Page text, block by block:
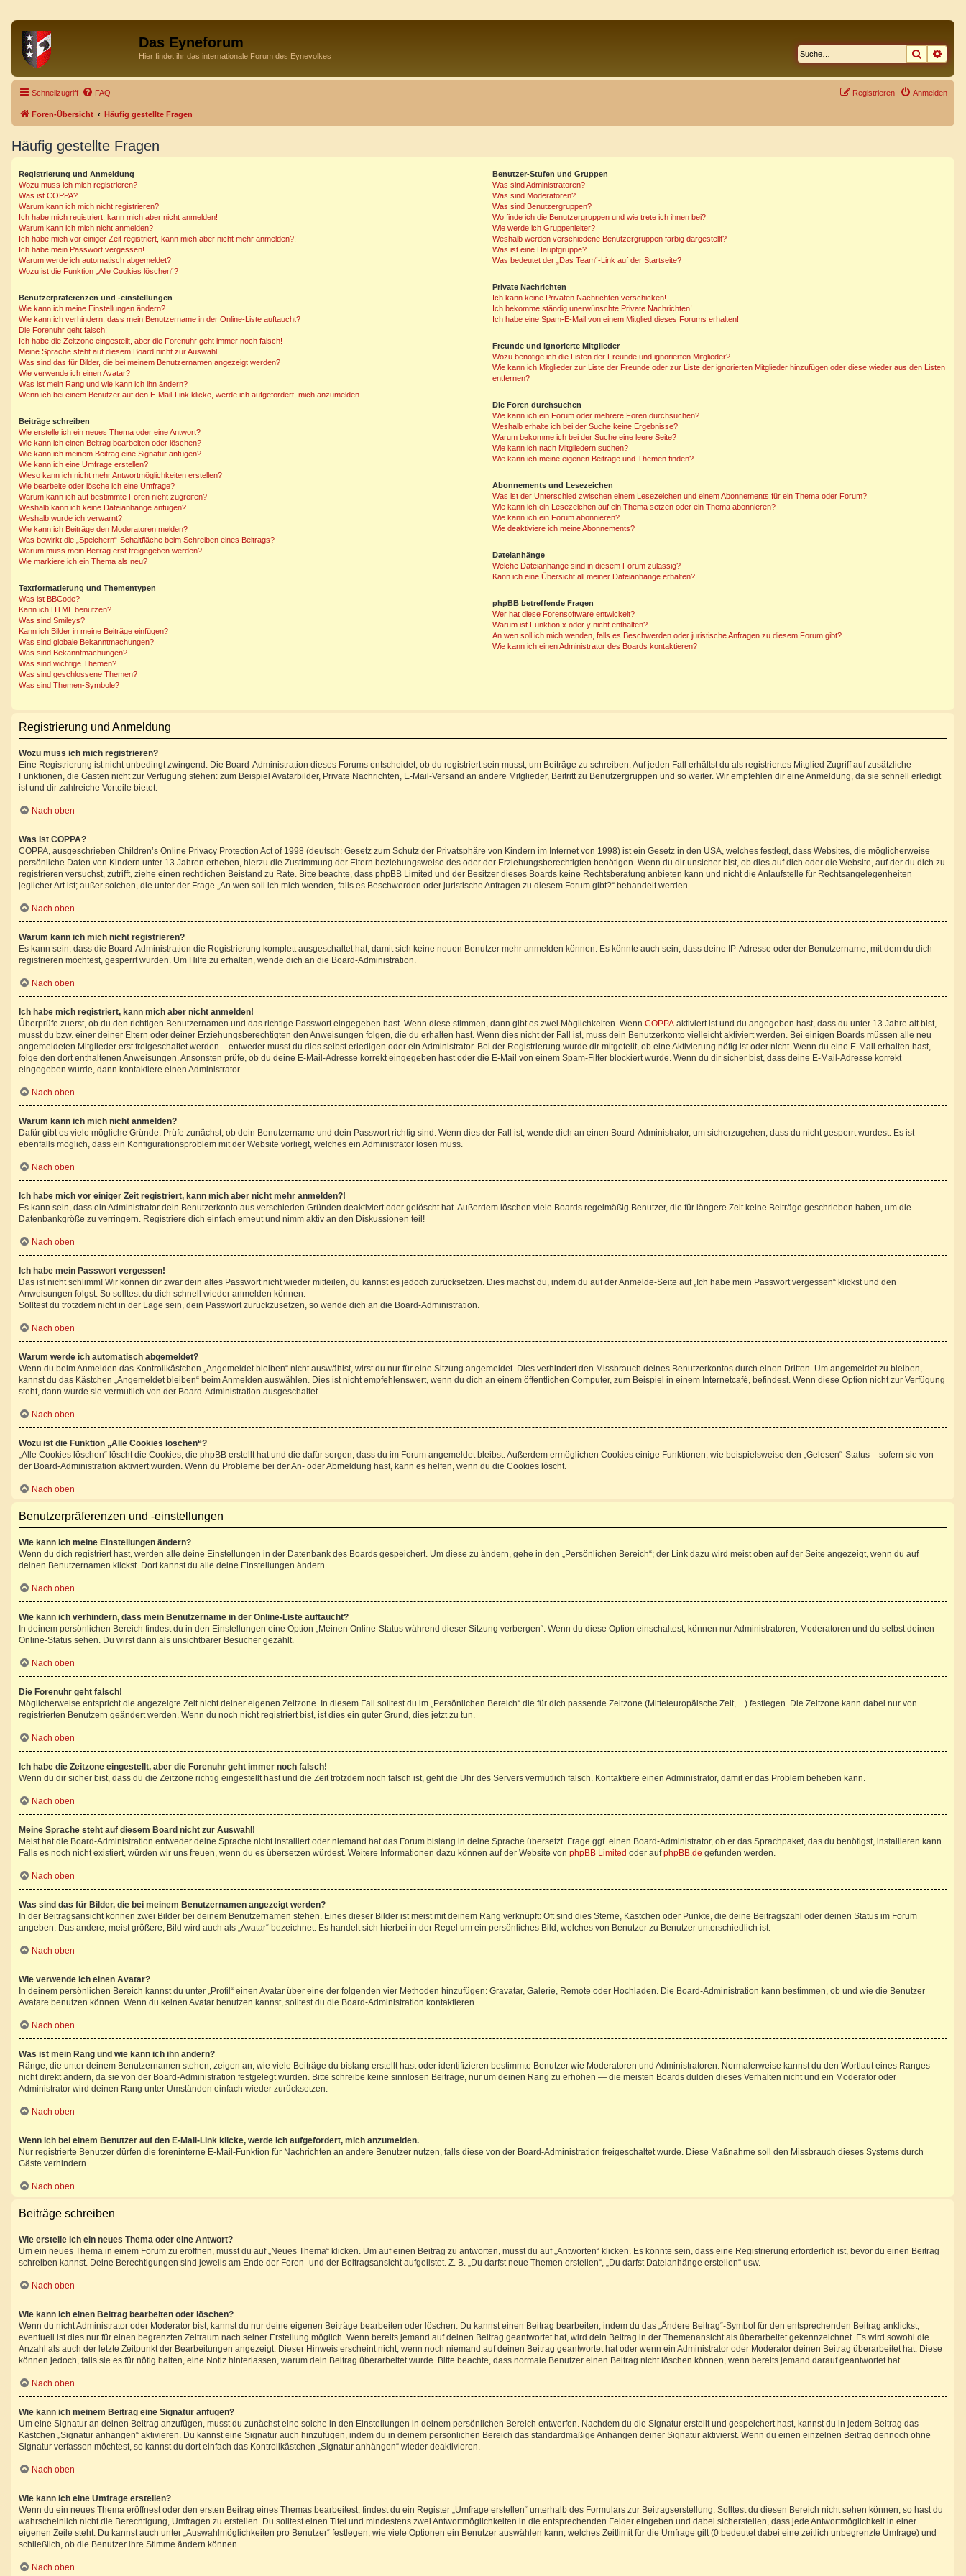
Das Eyneforum
Hier findet ihr das internationale Forum des Eynevolkes Suche
Schnellzugriff FAQ Anmelden
Registrieren
Foren-Übersicht Häufig gestellte Fragen
Häufig gestellte Fragen
Registrierung und Anmeldung
Wozu muss ich mich registrieren?
Was ist COPPA?
Warum kann ich mich nicht registrieren?
Ich habe mich registriert, kann mich aber nicht anmelden!
Warum kann ich mich nicht anmelden?
Ich habe mich vor einiger Zeit registriert, kann mich aber nicht mehr anmelden?!
Ich habe mein Passwort vergessen!
Warum werde ich automatisch abgemeldet?
Wozu ist die Funktion „Alle Cookies löschen“?
Benutzerpräferenzen und -einstellungen
Wie kann ich meine Einstellungen ändern?
Wie kann ich verhindern, dass mein Benutzername in der Online-Liste auftaucht?
Die Forenuhr geht falsch!
Ich habe die Zeitzone eingestellt, aber die Forenuhr geht immer noch falsch!
Meine Sprache steht auf diesem Board nicht zur Auswahl!
Was sind das für Bilder, die bei meinem Benutzernamen angezeigt werden?
Wie verwende ich einen Avatar?
Was ist mein Rang und wie kann ich ihn ändern?
Wenn ich bei einem Benutzer auf den E-Mail-Link klicke, werde ich aufgefordert, mich anzumelden.
Beiträge schreiben
Wie erstelle ich ein neues Thema oder eine Antwort?
Wie kann ich einen Beitrag bearbeiten oder löschen?
Wie kann ich meinem Beitrag eine Signatur anfügen?
Wie kann ich eine Umfrage erstellen?
Wieso kann ich nicht mehr Antwortmöglichkeiten erstellen?
Wie bearbeite oder lösche ich eine Umfrage?
Warum kann ich auf bestimmte Foren nicht zugreifen?
Weshalb kann ich keine Dateianhänge anfügen?
Weshalb wurde ich verwarnt?
Wie kann ich Beiträge den Moderatoren melden?
Was bewirkt die „Speichern“-Schaltfläche beim Schreiben eines Beitrags?
Warum muss mein Beitrag erst freigegeben werden?
Wie markiere ich ein Thema als neu?
Textformatierung und Thementypen
Was ist BBCode?
Kann ich HTML benutzen?
Was sind Smileys?
Kann ich Bilder in meine Beiträge einfügen?
Was sind globale Bekanntmachungen?
Was sind Bekanntmachungen?
Was sind wichtige Themen?
Was sind geschlossene Themen?
Was sind Themen-Symbole?
Benutzer-Stufen und Gruppen
Was sind Administratoren?
Was sind Moderatoren?
Was sind Benutzergruppen?
Wo finde ich die Benutzergruppen und wie trete ich ihnen bei?
Wie werde ich Gruppenleiter?
Weshalb werden verschiedene Benutzergruppen farbig dargestellt?
Was ist eine Hauptgruppe?
Was bedeutet der „Das Team“-Link auf der Startseite?
Private Nachrichten
Ich kann keine Privaten Nachrichten verschicken!
Ich bekomme ständig unerwünschte Private Nachrichten!
Ich habe eine Spam-E-Mail von einem Mitglied dieses Forums erhalten!
Freunde und ignorierte Mitglieder
Wozu benötige ich die Listen der Freunde und ignorierten Mitglieder?
Wie kann ich Mitglieder zur Liste der Freunde oder zur Liste der ignorierten Mitglieder hinzufügen oder diese wieder aus den Listen
entfernen?
Die Foren durchsuchen
Wie kann ich ein Forum oder mehrere Foren durchsuchen?
Weshalb erhalte ich bei der Suche keine Ergebnisse?
Warum bekomme ich bei der Suche eine leere Seite?
Wie kann ich nach Mitgliedern suchen?
Wie kann ich meine eigenen Beiträge und Themen finden?
Abonnements und Lesezeichen
Was ist der Unterschied zwischen einem Lesezeichen und einem Abonnements für ein Thema oder Forum?
Wie kann ich ein Lesezeichen auf ein Thema setzen oder ein Thema abonnieren?
Wie kann ich ein Forum abonnieren?
Wie deaktiviere ich meine Abonnements?
Dateianhänge
Welche Dateianhänge sind in diesem Forum zulässig?
Kann ich eine Übersicht all meiner Dateianhänge erhalten?
phpBB betreffende Fragen
Wer hat diese Forensoftware entwickelt?
Warum ist Funktion x oder y nicht enthalten?
An wen soll ich mich wenden, falls es Beschwerden oder juristische Anfragen zu diesem Forum gibt?
Wie kann ich einen Administrator des Boards kontaktieren?
Registrierung und Anmeldung
Wozu muss ich mich registrieren?
Eine Registrierung ist nicht unbedingt zwingend. Die Board-Administration dieses Forums entscheidet, ob du registriert sein musst, um Beiträge zu schreiben. Auf jeden Fall erhältst du als registriertes Mitglied Zugriff auf zusätzliche
Funktionen, die Gästen nicht zur Verfügung stehen: zum Beispiel Avatarbilder, Private Nachrichten, E-Mail-Versand an andere Mitglieder, Beitritt zu Benutzergruppen und so weiter. Wir empfehlen dir eine Anmeldung, da sie schnell erledigt
ist und dir zahlreiche Vorteile bietet.
Nach oben
Was ist COPPA?
COPPA, ausgeschrieben Children’s Online Privacy Protection Act of 1998 (deutsch: Gesetz zum Schutz der Privatsphäre von Kindern im Internet von 1998) ist ein Gesetz in den USA, welches festlegt, dass Websites, die möglicherweise
persönliche Daten von Kindern unter 13 Jahren erheben, hierzu die Zustimmung der Eltern beziehungsweise des oder der Erziehungsberechtigten benötigen. Wenn du dir unsicher bist, ob dies auf dich oder die Website, auf der du dich zu
registrieren versuchst, zutrifft, ziehe einen rechtlichen Beistand zu Rate. Bitte beachte, dass phpBB Limited und der Besitzer dieses Boards keine Rechtsberatung anbieten kann und nicht die Anlaufstelle für Rechtsangelegenheiten
jeglicher Art ist; außer solchen, die unter der Frage „An wen soll ich mich wenden, falls es Beschwerden oder juristische Anfragen zu diesem Forum gibt?“ behandelt werden.
Nach oben
Warum kann ich mich nicht registrieren?
Es kann sein, dass die Board-Administration die Registrierung komplett ausgeschaltet hat, damit sich keine neuen Benutzer mehr anmelden können. Es könnte auch sein, dass deine IP-Adresse oder der Benutzername, mit dem du dich
registrieren möchtest, gesperrt wurden. Um Hilfe zu erhalten, wende dich an die Board-Administration.
Nach oben
Ich habe mich registriert, kann mich aber nicht anmelden!
Überprüfe zuerst, ob du den richtigen Benutzernamen und das richtige Passwort eingegeben hast. Wenn diese stimmen, dann gibt es zwei Möglichkeiten. Wenn COPPA aktiviert ist und du angegeben hast, dass du unter 13 Jahre alt bist,
musst du bzw. einer deiner Eltern oder deiner Erziehungsberechtigten den Anweisungen folgen, die du erhalten hast. Wenn dies nicht der Fall ist, muss dein Benutzerkonto vielleicht aktiviert werden. Bei einigen Boards müssen alle neu
angemeldeten Mitglieder erst freigeschaltet werden – entweder musst du dies selbst erledigen oder ein Administrator. Bei der Registrierung wurde dir mitgeteilt, ob eine Aktivierung nötig ist oder nicht. Wenn du eine E-Mail erhalten hast,
folge den dort enthaltenen Anweisungen. Ansonsten prüfe, ob du deine E-Mail-Adresse korrekt eingegeben hast oder die E-Mail von einem Spam-Filter blockiert wurde. Wenn du dir sicher bist, dass deine E-Mail-Adresse korrekt
eingegeben wurde, dann kontaktiere einen Administrator.
Nach oben
Warum kann ich mich nicht anmelden?
Dafür gibt es viele mögliche Gründe. Prüfe zunächst, ob dein Benutzername und dein Passwort richtig sind. Wenn dies der Fall ist, wende dich an einen Board-Administrator, um sicherzugehen, dass du nicht gesperrt wurdest. Es ist
ebenfalls möglich, dass ein Konfigurationsproblem mit der Website vorliegt, welches ein Administrator lösen muss.
Nach oben
Ich habe mich vor einiger Zeit registriert, kann mich aber nicht mehr anmelden?!
Es kann sein, dass ein Administrator dein Benutzerkonto aus verschieden Gründen deaktiviert oder gelöscht hat. Außerdem löschen viele Boards regelmäßig Benutzer, die für längere Zeit keine Beiträge geschrieben haben, um die
Datenbankgröße zu verringern. Registriere dich einfach erneut und nimm aktiv an den Diskussionen teil!
Nach oben
Ich habe mein Passwort vergessen!
Das ist nicht schlimm! Wir können dir zwar dein altes Passwort nicht wieder mitteilen, du kannst es jedoch zurücksetzen. Dies machst du, indem du auf der Anmelde-Seite auf „Ich habe mein Passwort vergessen“ klickst und den
Anweisungen folgst. So solltest du dich schnell wieder anmelden können.
Solltest du trotzdem nicht in der Lage sein, dein Passwort zurückzusetzen, so wende dich an die Board-Administration.
Nach oben
Warum werde ich automatisch abgemeldet?
Wenn du beim Anmelden das Kontrollkästchen „Angemeldet bleiben“ nicht auswählst, wirst du nur für eine Sitzung angemeldet. Dies verhindert den Missbrauch deines Benutzerkontos durch einen Dritten. Um angemeldet zu bleiben,
kannst du das Kästchen „Angemeldet bleiben“ beim Anmelden auswählen. Dies ist nicht empfehlenswert, wenn du dich an einem öffentlichen Computer, zum Beispiel in einem Internetcafé, befindest. Wenn diese Option nicht zur Verfügung
steht, dann wurde sie vermutlich von der Board-Administration ausgeschaltet.
Nach oben
Wozu ist die Funktion „Alle Cookies löschen“?
„Alle Cookies löschen“ löscht die Cookies, die phpBB erstellt hat und die dafür sorgen, dass du im Forum angemeldet bleibst. Außerdem ermöglichen Cookies einige Funktionen, wie beispielsweise den „Gelesen“-Status – sofern sie von
der Board-Administration aktiviert wurden. Wenn du Probleme bei der An- oder Abmeldung hast, kann es helfen, wenn du die Cookies löscht.
Nach oben
Benutzerpräferenzen und -einstellungen
Wie kann ich meine Einstellungen ändern?
Wenn du dich registriert hast, werden alle deine Einstellungen in der Datenbank des Boards gespeichert. Um diese zu ändern, gehe in den „Persönlichen Bereich“; der Link dazu wird meist oben auf der Seite angezeigt, wenn du auf
deinen Benutzernamen klickst. Dort kannst du alle deine Einstellungen ändern.
Nach oben
Wie kann ich verhindern, dass mein Benutzername in der Online-Liste auftaucht?
In deinem persönlichen Bereich findest du in den Einstellungen eine Option „Meinen Online-Status während dieser Sitzung verbergen“. Wenn du diese Option einschaltest, können nur Administratoren, Moderatoren und du selbst deinen
Online-Status sehen. Du wirst dann als unsichtbarer Besucher gezählt.
Nach oben
Die Forenuhr geht falsch!
Möglicherweise entspricht die angezeigte Zeit nicht deiner eigenen Zeitzone. In diesem Fall solltest du im „Persönlichen Bereich“ die für dich passende Zeitzone (Mitteleuropäische Zeit, ...) festlegen. Die Zeitzone kann dabei nur von
registrierten Benutzern geändert werden. Wenn du noch nicht registriert bist, ist dies ein guter Grund, dies jetzt zu tun.
Nach oben
Ich habe die Zeitzone eingestellt, aber die Forenuhr geht immer noch falsch!
Wenn du dir sicher bist, dass du die Zeitzone richtig eingestellt hast und die Zeit trotzdem noch falsch ist, geht die Uhr des Servers vermutlich falsch. Kontaktiere einen Administrator, damit er das Problem beheben kann.
Nach oben
Meine Sprache steht auf diesem Board nicht zur Auswahl!
Meist hat die Board-Administration entweder deine Sprache nicht installiert oder niemand hat das Forum bislang in deine Sprache übersetzt. Frage ggf. einen Board-Administrator, ob er das Sprachpaket, das du benötigst, installieren kann.
Falls es noch nicht existiert, würden wir uns freuen, wenn du es übersetzen würdest. Weitere Informationen dazu können auf der Website von phpBB Limited oder aufphpBB.de gefunden werden.
Nach oben
Was sind das für Bilder, die bei meinem Benutzernamen angezeigt werden?
In der Beitragsansicht können zwei Bilder bei deinem Benutzernamen stehen. Eines dieser Bilder ist meist mit deinem Rang verknüpft: Oft sind dies Sterne, Kästchen oder Punkte, die deine Beitragszahl oder deinen Status im Forum
angeben. Das andere, meist größere, Bild wird auch als „Avatar“ bezeichnet. Es handelt sich hierbei in der Regel um ein persönliches Bild, welches von Benutzer zu Benutzer unterschiedlich ist.
Nach oben
Wie verwende ich einen Avatar?
In deinem persönlichen Bereich kannst du unter „Profil“ einen Avatar über eine der folgenden vier Methoden hinzufügen: Gravatar, Galerie, Remote oder Hochladen. Die Board-Administration kann bestimmen, ob und wie die Benutzer
Avatare benutzen können. Wenn du keinen Avatar benutzen kannst, solltest du die Board-Administration kontaktieren.
Nach oben
Was ist mein Rang und wie kann ich ihn ändern?
Ränge, die unter deinem Benutzernamen stehen, zeigen an, wie viele Beiträge du bislang erstellt hast oder identifizieren bestimmte Benutzer wie Moderatoren und Administratoren. Normalerweise kannst du den Wortlaut eines Ranges
nicht direkt ändern, da sie von der Board-Administration festgelegt wurden. Bitte schreibe keine sinnlosen Beiträge, nur um deinen Rang zu erhöhen — die meisten Boards dulden dieses Verhalten nicht und ein Moderator oder
Administrator wird deinen Rang unter Umständen einfach wieder zurücksetzen.
Nach oben
Wenn ich bei einem Benutzer auf den E-Mail-Link klicke, werde ich aufgefordert, mich anzumelden.
Nur registrierte Benutzer dürfen die foreninterne E-Mail-Funktion für Nachrichten an andere Benutzer nutzen, falls diese von der Board-Administration freigeschaltet wurde. Diese Maßnahme soll den Missbrauch dieses Systems durch
Gäste verhindern.
Nach oben
Beiträge schreiben
Wie erstelle ich ein neues Thema oder eine Antwort?
Um ein neues Thema in einem Forum zu eröffnen, musst du auf „Neues Thema“ klicken. Um auf einen Beitrag zu antworten, musst du auf „Antworten“ klicken. Es könnte sein, dass eine Registrierung erforderlich ist, bevor du einen Beitrag
schreiben kannst. Deine Berechtigungen sind jeweils am Ende der Foren- und der Beitragsansicht aufgelistet. Z. B. „Du darfst neue Themen erstellen“, „Du darfst Dateianhänge erstellen“ usw.
Nach oben
Wie kann ich einen Beitrag bearbeiten oder löschen?
Wenn du nicht Administrator oder Moderator bist, kannst du nur deine eigenen Beiträge bearbeiten oder löschen. Du kannst einen Beitrag bearbeiten, indem du das „Ändere Beitrag“-Symbol für den entsprechenden Beitrag anklickst;
eventuell ist dies nur für einen begrenzten Zeitraum nach seiner Erstellung möglich. Wenn bereits jemand auf deinen Beitrag geantwortet hat, wird dein Beitrag in der Themenansicht als überarbeitet gekennzeichnet. Es wird sowohl die
Anzahl als auch der letzte Zeitpunkt der Bearbeitungen angezeigt. Dieser Hinweis erscheint nicht, wenn noch niemand auf deinen Beitrag geantwortet hat oder wenn ein Administrator oder Moderator deinen Beitrag überarbeitet hat. Diese
können jedoch, falls sie es für nötig halten, eine Notiz hinterlassen, warum dein Beitrag überarbeitet wurde. Bitte beachte, dass normale Benutzer einen Beitrag nicht löschen können, wenn bereits jemand darauf geantwortet hat.
Nach oben
Wie kann ich meinem Beitrag eine Signatur anfügen?
Um eine Signatur an deinen Beitrag anzufügen, musst du zunächst eine solche in den Einstellungen in deinem persönlichen Bereich entwerfen. Nachdem du die Signatur erstellt und gespeichert hast, kannst du in jedem Beitrag das
Kästchen „Signatur anhängen“ aktivieren. Du kannst eine Signatur auch hinzufügen, indem du in deinem persönlichen Bereich das standardmäßige Anhängen deiner Signatur aktivierst. Wenn du einen einzelnen Beitrag dennoch ohne
Signatur verfassen möchtest, so kannst du dort einfach das Kontrollkästchen „Signatur anhängen“ wieder deaktivieren.
Nach oben
Wie kann ich eine Umfrage erstellen?
Wenn du ein neues Thema eröffnest oder den ersten Beitrag eines Themas bearbeitest, findest du ein Register „Umfrage erstellen“ unterhalb des Formulars zur Beitragserstellung. Solltest du diesen Bereich nicht sehen können, so hast du
wahrscheinlich nicht die Berechtigung, Umfragen zu erstellen. Du solltest einen Titel und mindestens zwei Antwortmöglichkeiten in die entsprechenden Felder eingeben und dabei sicherstellen, dass jede Antwortmöglichkeit in einer
eigenen Zeile steht. Du kannst auch unter „Auswahlmöglichkeiten pro Benutzer“ festlegen, wie viele Optionen ein Benutzer auswählen kann, welches Zeitlimit für die Umfrage gilt (0 bedeutet dabei eine zeitlich unbegrenzte Umfrage) und
schließlich, ob die Benutzer ihre Stimme ändern können.
Nach oben